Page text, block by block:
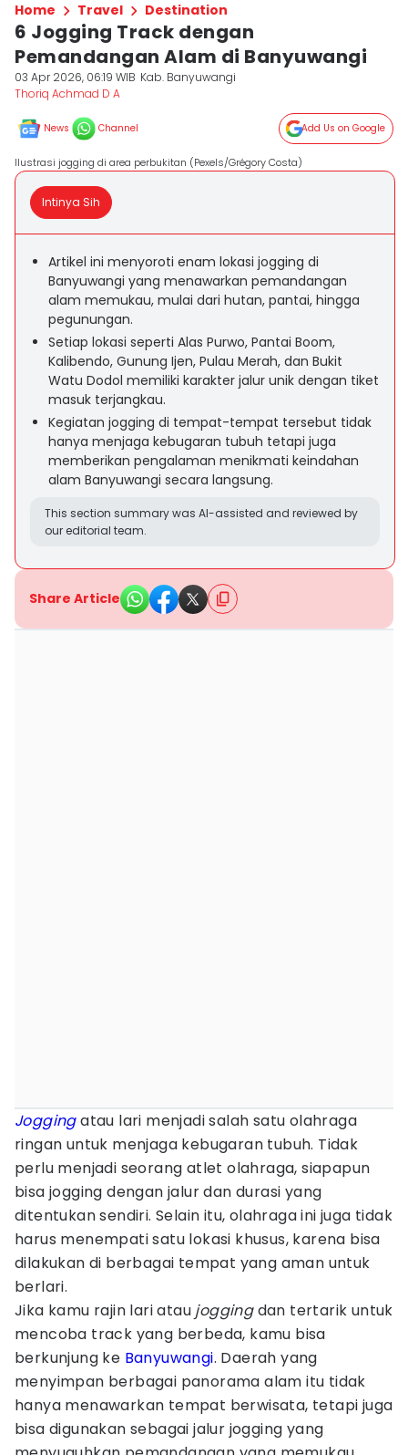
Home Travel Destination
6 Jogging Track dengan
Pemandangan Alam di Banyuwangi
03 Apr 2026, 06:19 WIB Kab. Banyuwangi
Thoriq Achmad D A
News Channel Add Us on Google
Ilustrasi jogging di area perbukitan (Pexels/Grégory Costa)
Intinya Sih
Artikel ini menyoroti enam lokasi jogging di
Banyuwangi yang menawarkan pemandangan
alam memukau, mulai dari hutan, pantai, hingga
pegunungan.
Setiap lokasi seperti Alas Purwo, Pantai Boom,
Kalibendo, Gunung Ijen, Pulau Merah, dan Bukit
Watu Dodol memiliki karakter jalur unik dengan tiket
masuk terjangkau.
Kegiatan jogging di tempat-tempat tersebut tidak
hanya menjaga kebugaran tubuh tetapi juga
memberikan pengalaman menikmati keindahan
alam Banyuwangi secara langsung.
This section summary was AI-assisted and reviewed by
our editorial team.
Share Article
Joggingatau lari menjadi salah satu olahraga
ringan untuk menjaga kebugaran tubuh. Tidak
perlu menjadi seorang atlet olahraga, siapapun
bisa jogging dengan jalur dan durasi yang
ditentukan sendiri. Selain itu, olahraga ini juga tidak
harus menempati satu lokasi khusus, karena bisa
dilakukan di berbagai tempat yang aman untuk
berlari.
Jika kamu rajin lari atau joggingdan tertarik untuk
mencoba track yang berbeda, kamu bisa
berkunjung ke Banyuwangi. Daerah yang
menyimpan berbagai panorama alam itu tidak
hanya menawarkan tempat berwisata, tetapi juga
bisa digunakan sebagai jalur jogging yang